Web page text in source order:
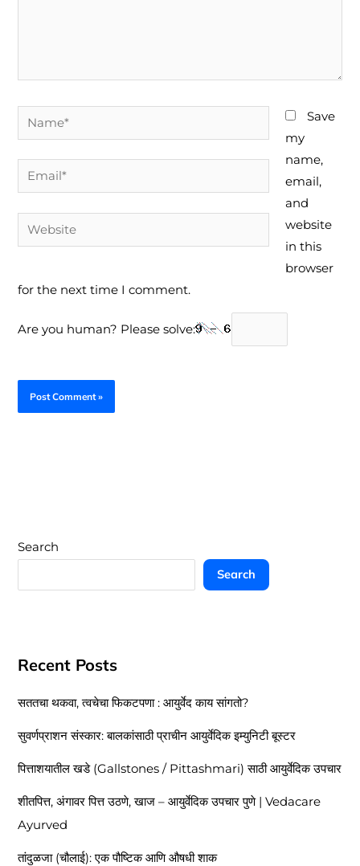
Name*
Email*
Website
Save
my
name,
email,
and
website
in this
browser
for the next time I comment.
Are you human? Please solve:
Search
Search
Recent Posts
सततचा थकवा, त्वचेचा फिकटपणा : आयुर्वेद काय सांगतो?
सुवर्णप्राशन संस्कार: बालकांसाठी प्राचीन आयुर्वेदिक इम्युनिटी बूस्टर
पित्ताशयातील खडे (Gallstones / Pittashmari) साठी आयुर्वेदिक उपचार
शीतपित्त, अंगावर पित्त उठणे, खाज – आयुर्वेदिक उपचार पुणे | Vedacare
Ayurved
तांदुळजा (चौलाई): एक पौष्टिक आणि औषधी शाक